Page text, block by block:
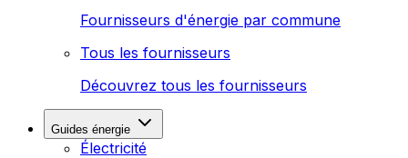
Fournisseurs d'énergie par commune
Tous les fournisseurs
Découvrez tous les fournisseurs
Guides énergie
Électricité